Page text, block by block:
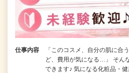
仕事内容
「このコスメ、自分の肌に合
ど、費用が気になる…」 そん
できます♪ 気になる化粧品・